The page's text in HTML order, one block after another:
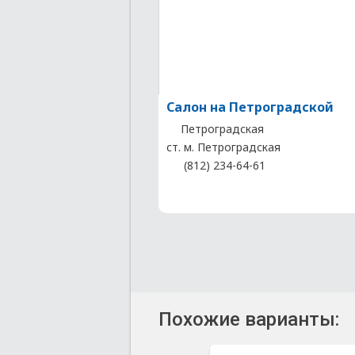
Салон на Петроградской
Петроградская
ст. м. Петроградская
(812) 234-64-61
Похожие варианты: